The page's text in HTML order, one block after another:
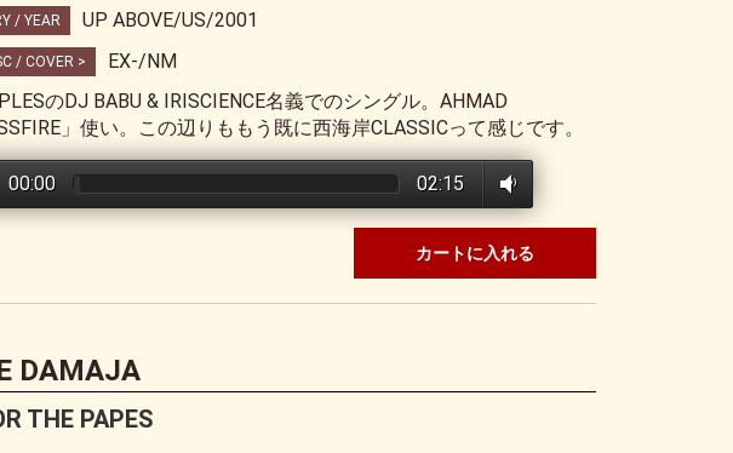
/ YEAR UP ABOVE/US/2001
/ COVER >
EX-/NM
のDJ BABU & IRISCIENCE名義でのシングル。AHMAD
」使い。この辺りももう既に西海岸CLASSICって感じです。
00:00 02:15
カートに入れる
DAMAJA
THE PAPES